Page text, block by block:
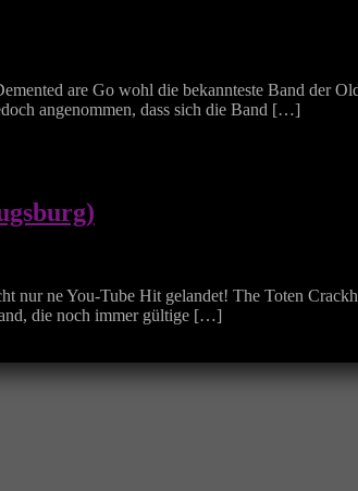
are Go wohl die bekannteste Band der
angenommen, dass sich die Band […]
nur ne You-Tube Hit gelandet! The Toten
die noch immer gültige […]